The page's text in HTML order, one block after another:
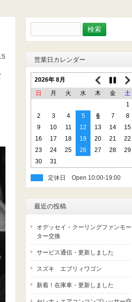
索:
営業日カレンダー
2026年 8月
日
月 火 水 木 金
土
1
2
3 4 5 6 7
8
9
10 11 12 13 14
15
16
17 18 19 20 21
22
23
24 25 26 27 28
29
30
31
定休日
最近の投稿
オデッセイ・クーリングファンモー
ター交換
サービス通信・更新しました
スズキ エブリィワゴン
新着！在庫車・更新しました